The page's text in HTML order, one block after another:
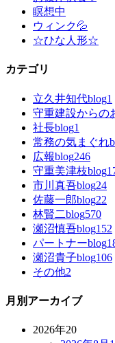
瞑想中
ウィンク💦
☆ひな人形☆
カテゴリ
立久井知代blog1
守重建設からの
社長blog1
常務の気まぐれ
広報blog246
守重美津枝blog
市川真吾blog24
佐藤一郎blog22
林賢二blog570
瀬沼慎吾blog152
パートナーblog
瀬沼貴子blog106
その他2
月別アーカイブ
2026年20